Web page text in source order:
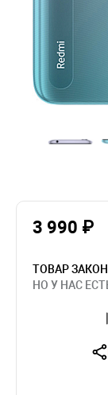
3 990 ₽
ТОВАР
НО У НАС